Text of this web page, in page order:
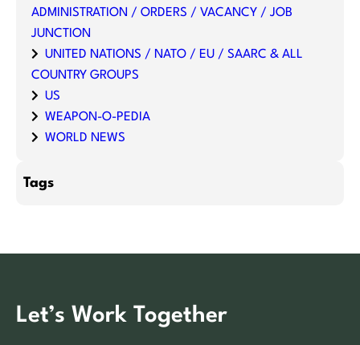
ADMINISTRATION / ORDERS / VACANCY / JOB
JUNCTION
UNITED NATIONS / NATO / EU / SAARC & ALL
COUNTRY GROUPS
US
WEAPON-O-PEDIA
WORLD NEWS
Tags
Let’s Work Together